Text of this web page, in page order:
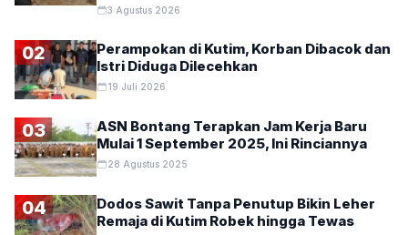
3 Agustus 2026
02
Perampokan di Kutim, Korban Dibacok dan
Istri Diduga Dilecehkan
19 Juli 2026
03
ASN Bontang Terapkan Jam Kerja Baru
Mulai 1 September 2025, Ini Rinciannya
28 Agustus 2025
04
Dodos Sawit Tanpa Penutup Bikin Leher
Remaja di Kutim Robek hingga Tewas